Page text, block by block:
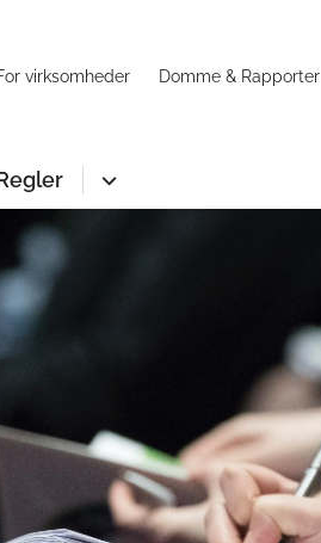
virksomheder Domme & Rapporter